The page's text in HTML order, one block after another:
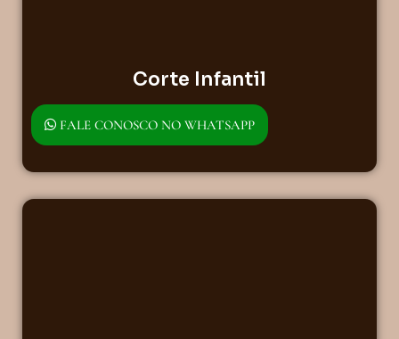
Corte Infantil
FALE CONOSCO NO WHATSAPP